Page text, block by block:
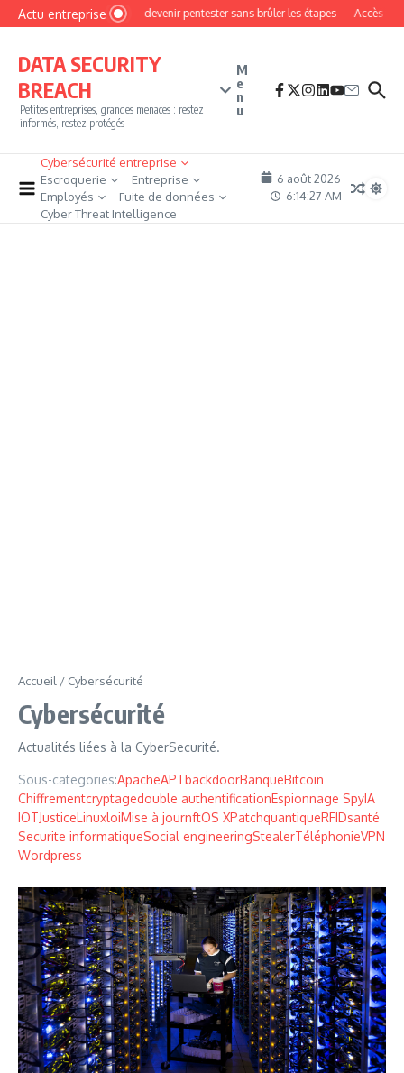
Aller au contenu
Actu entrepriseComment devenir pentester sans brûler les étapes Accès
DATA SECURITY
BREACH
Petites entreprises, grandes menaces : restez
informés, restez protégés
M
e
n
u
Cybersécurité entreprise
Escroquerie
Entreprise
Employés
Fuite de données
Cyber Threat Intelligence
6 août 2026
6:14:28 AM
Accueil / Cybersécurité
Cybersécurité
Actualités liées à la CyberSecurité.
Sous-categories:ApacheAPTbackdoorBanqueBitcoin
Chiffrementcryptagedouble authentificationEspionnage SpyIA
IOTJusticeLinuxloiMise à journftOS XPatchquantiqueRFIDsanté
Securite informatiqueSocial engineeringStealerTéléphonieVPN
Wordpress